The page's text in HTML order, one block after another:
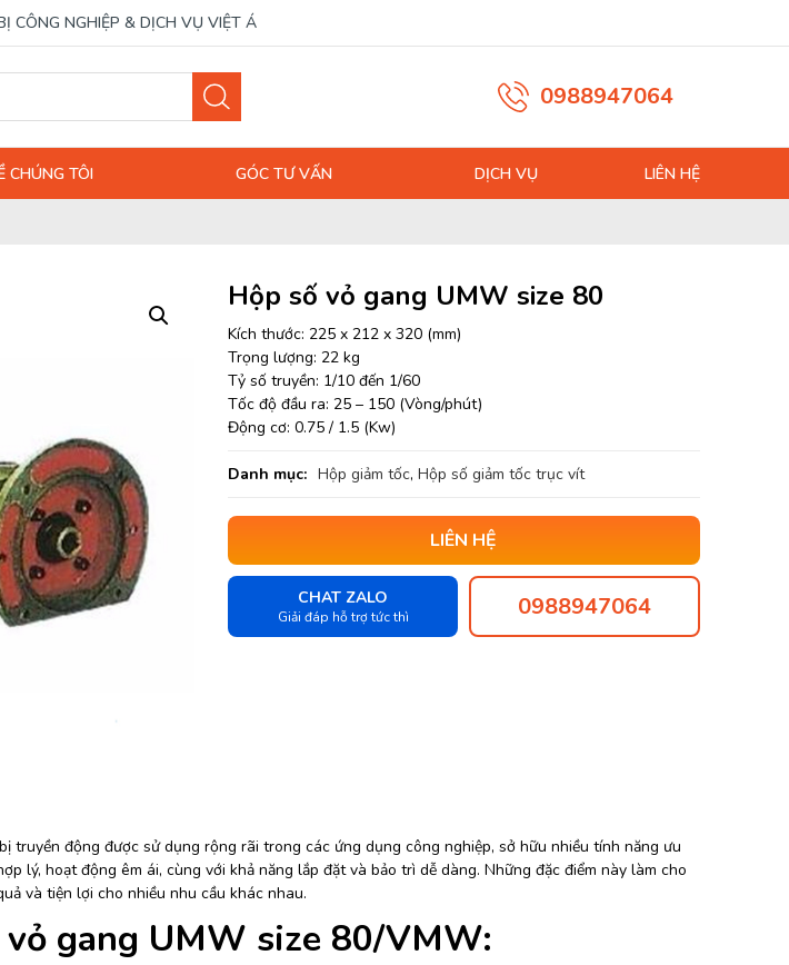
CÔNG NGHIỆP & DỊCH VỤ VIỆT Á
0988947064
CHÚNG TÔI GÓC TƯ VẤN DỊCH VỤ LIÊN HỆ
Hộp số vỏ gang UMW size 80
Kích thước: 225 x 212 x 320 (mm)
Trọng lượng: 22 kg
Tỷ số truyền: 1/10 đến 1/60
Tốc độ đầu ra: 25 – 150 (Vòng/phút)
Động cơ: 0.75 / 1.5 (Kw)
Danh mục: Hộp giảm tốc, Hộp số giảm tốc trục vít
LIÊN HỆ
CHAT ZALO
Giải đáp hỗ trợ tức thì 0988947064
truyền động được sử dụng rộng rãi trong các ứng dụng công nghiệp, sở hữu nhiều tính năng ưu
lý, hoạt động êm ái, cùng với khả năng lắp đặt và bảo trì dễ dàng. Những đặc điểm này làm cho
và tiện lợi cho nhiều nhu cầu khác nhau.
gang UMW size 80/VMW: